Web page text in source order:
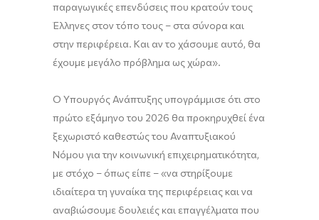
παραγωγικές επενδύσεις που κρατούν τους
Έλληνες στον τόπο τους – στα σύνορα και
στην περιφέρεια. Και αν το χάσουμε αυτό, θα
έχουμε μεγάλο πρόβλημα ως χώρα».
Ο Υπουργός Ανάπτυξης υπογράμμισε ότι στο
πρώτο εξάμηνο του 2026 θα προκηρυχθεί ένα
ξεχωριστό καθεστώς του Αναπτυξιακού
Νόμου για την κοινωνική επιχειρηματικότητα,
με στόχο – όπως είπε – «να στηρίξουμε
ιδιαίτερα τη γυναίκα της περιφέρειας και να
αναβιώσουμε δουλειές και επαγγέλματα που